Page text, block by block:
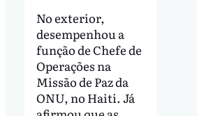
No exterior,
desempenhou a
função de Chefe de
Operações na
Missão de Paz da
ONU, no Haiti. Já